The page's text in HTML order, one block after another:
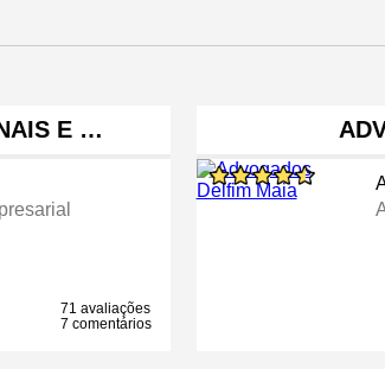
E …
71 avaliações
7 comentários